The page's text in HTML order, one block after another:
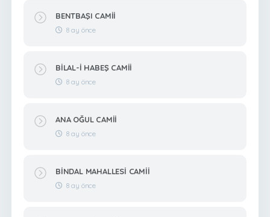
BENTBAŞI CAMİİ
8 ay önce
BİLAL-İ HABEŞ CAMİİ
8 ay önce
ANA OĞUL CAMİİ
8 ay önce
BİNDAL MAHALLESİ CAMİİ
8 ay önce